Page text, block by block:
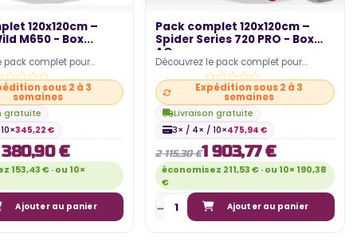
120x120cm –
M650 - Box...
pack complet pour
en intérieur ! Ce
un…sous 2 à 3
semaines
gratuite
345,22 €
380,90 €
153,43 € · ou 10×
Ajouter au panier
Pack complet 120x120cm –
Spider Series 720 PRO - Box
AQ...
Découvrez le pack complet pour
cultiver sereinement en intérieur ! Ce
pack comprend un…
Expédition sous 2 à 3
semaines
Livraison gratuite
3× / 4× / 10×475,94 €
2 115,30 €1 903,77 €
économisez 211,53 € · ou 10× 190,38
€
Ajouter au panier